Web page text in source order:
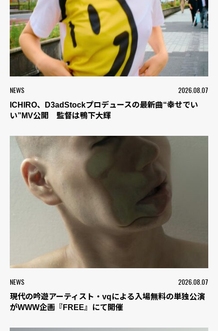
NEWS 2026.08.07
ICHIRO、D3adStockプロデュースの最新曲“幸せでい
い”MV公開 監督は鴨下大輝
NEWS 2026.08.07
現代の吟遊アーティスト・vqによる入場無料の単独公演
がWWW企画『FREE』にて開催